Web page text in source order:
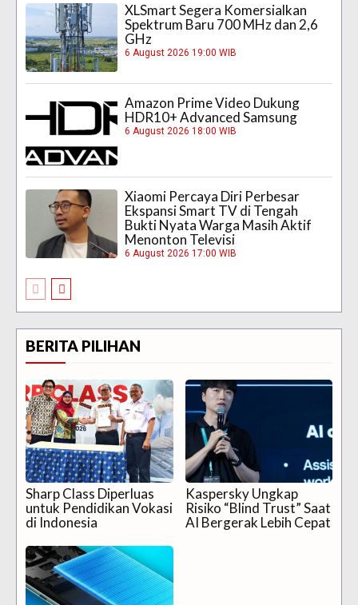
XLSmart Segera Komersialkan
Spektrum Baru 700 MHz dan 2,6
GHz
6 August 2026 19:00 WIB
Amazon Prime Video Dukung
HDR10+ Advanced Samsung
6 August 2026 18:00 WIB
Xiaomi Percaya Diri Perbesar
Ekspansi Smart TV di Tengah
Bukti Nyata Warga Masih Aktif
Menonton Televisi
6 August 2026 17:00 WIB
BERITA PILIHAN
Sharp Class Diperluas
untuk Pendidikan Vokasi
di Indonesia
Kaspersky Ungkap
Risiko “Blind Trust” Saat
AI Bergerak Lebih Cepat